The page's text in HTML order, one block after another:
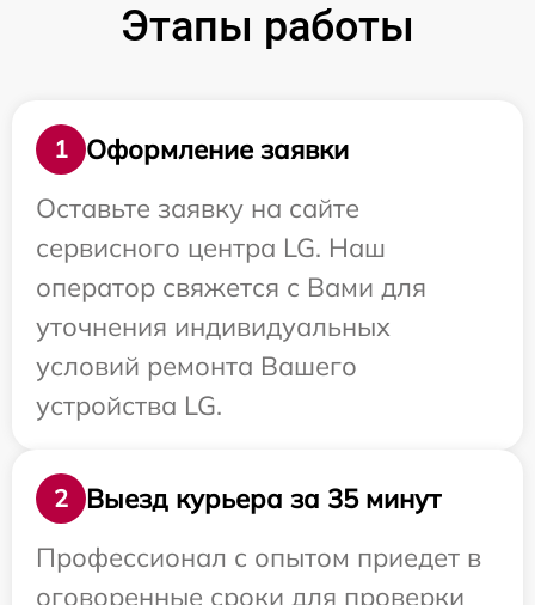
Этапы работы
1
Оформление заявки
Оставьте заявку на сайте
сервисного центра LG. Наш
оператор свяжется с Вами для
уточнения индивидуальных
условий ремонта Вашего
устройства LG.
2
Выезд курьера за 35 минут
Профессионал с опытом приедет в
оговоренные сроки для проверки